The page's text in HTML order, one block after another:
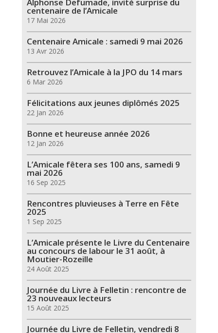
Alphonse Defumade, invité surprise du
centenaire de l’Amicale
17 Mai 2026
Centenaire Amicale : samedi 9 mai 2026
13 Avr 2026
Retrouvez l’Amicale à la JPO du 14 mars
6 Mar 2026
Félicitations aux jeunes diplômés 2025
22 Jan 2026
Bonne et heureuse année 2026
12 Jan 2026
L’Amicale fêtera ses 100 ans, samedi 9
mai 2026
16 Sep 2025
Rencontres pluvieuses à Terre en Fête
2025
1 Sep 2025
L’Amicale présente le Livre du Centenaire
au concours de labour le 31 août, à
Moutier-Rozeille
24 Août 2025
Journée du Livre à Felletin : rencontre de
23 nouveaux lecteurs
15 Août 2025
Journée du Livre de Felletin, vendredi 8